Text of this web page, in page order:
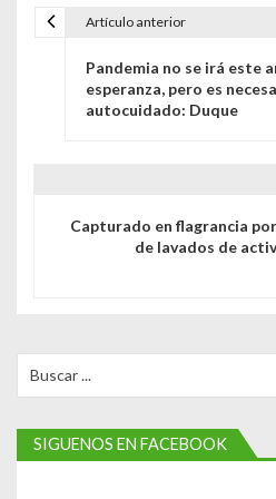
ó
n
d
Artículo anterior
Pandemia no se irá este
esperanza, pero es
autocuidado: Duque
Capturado en flagrancia
de lavados de
for:
SIGUENOS EN FACEBOOK